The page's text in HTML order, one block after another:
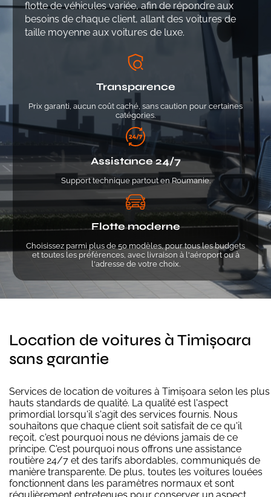
flotte de véhicules variée, afin de répondre aux
besoins de chaque client, allant des voitures de
taille moyenne aux voitures de luxe.
Transparence
Prix garanti, aucun coût caché, sans caution pour certaines
catégories.
Assistance 24/7
Support technique partout en Roumanie.
Flotte moderne
Choisissez parmi plus de 50 modèles, pour tous les budgets
et toutes les préférences, avec livraison à l'aéroport ou à
l'adresse de votre choix.
Location de voitures à Timișoara
sans garantie
Services de location de voitures à Timișoara selon les plus
hauts standards de qualité. La qualité est l'aspect
primordial lorsqu'il s'agit des services fournis. Nous
souhaitons que chaque client soit satisfait de ce qu'il
reçoit, c'est pourquoi nous ne dévions jamais de ce
principe. C'est pourquoi nous offrons une assistance
routière 24/7 et des tarifs abordables, communiqués de
manière transparente. De plus, toutes les voitures louées
fonctionnent dans les paramètres normaux et sont